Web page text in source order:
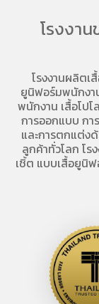
โรงงา
โรงงานผลิตเ
ยูนิฟอร์มพนักงา
พนักงาน เสื้อโป
การออกแบบ กา
และการตกแต่ง
ลูกค้าทั่วโลก โร
เชิ้ต แบบเสื้อยูนิ